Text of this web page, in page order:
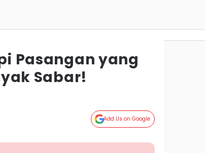
Pasangan yang
Sabar!
Add Us on Google